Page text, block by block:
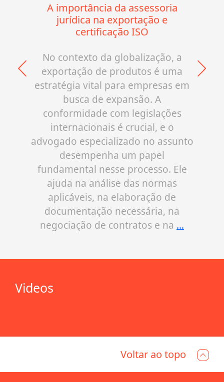
A importância da assessoria
jurídica na exportação e
certificação ISO
No contexto da globalização, a
exportação de produtos é uma
estratégia vital para empresas em
busca de expansão. A
conformidade com legislações
internacionais é crucial, e o
advogado especializado no assunto
desempenha um papel
fundamental nesse processo. Ele
ajuda na análise das normas
aplicáveis, na elaboração de
documentação necessária, na
negociação de contratos e na …
Videos
Voltar ao topo